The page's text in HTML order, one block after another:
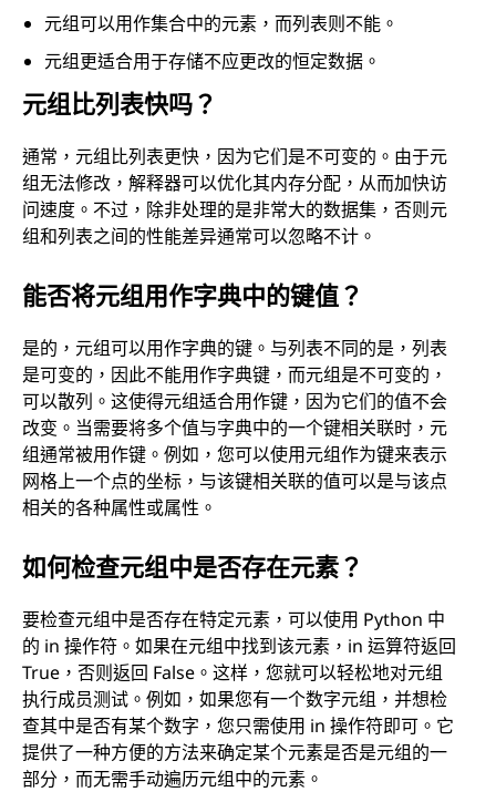
元组可以用作集合中的元素，而列表则不能。
元组更适合用于存储不应更改的恒定数据。
元组比列表快吗？
通常，元组比列表更快，因为它们是不可变的。由于元
组无法修改，解释器可以优化其内存分配，从而加快访
问速度。不过，除非处理的是非常大的数据集，否则元
组和列表之间的性能差异通常可以忽略不计。
能否将元组用作字典中的键值？
是的，元组可以用作字典的键。与列表不同的是，列表
是可变的，因此不能用作字典键，而元组是不可变的，
可以散列。这使得元组适合用作键，因为它们的值不会
改变。当需要将多个值与字典中的一个键相关联时，元
组通常被用作键。例如，您可以使用元组作为键来表示
网格上一个点的坐标，与该键相关联的值可以是与该点
相关的各种属性或属性。
如何检查元组中是否存在元素？
要检查元组中是否存在特定元素，可以使用 Python 中
的 in 操作符。如果在元组中找到该元素，in 运算符返回
True，否则返回 False。这样，您就可以轻松地对元组
执行成员测试。例如，如果您有一个数字元组，并想检
查其中是否有某个数字，您只需使用 in 操作符即可。它
提供了一种方便的方法来确定某个元素是否是元组的一
部分，而无需手动遍历元组中的元素。